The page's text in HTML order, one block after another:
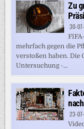
Zu
30-
mehrfach gegen die
verstoßen haben. Die
Untersuchung -...
23-